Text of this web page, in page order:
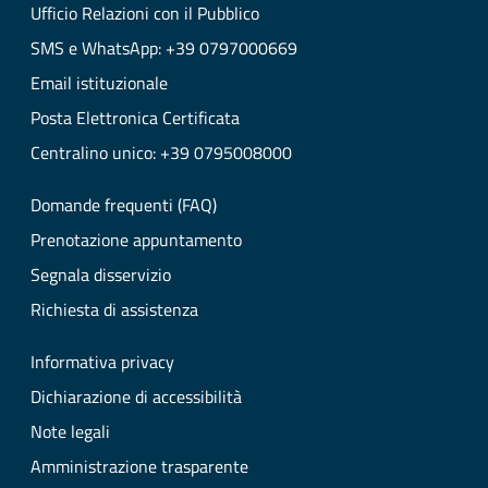
Ufficio Relazioni con il Pubblico
SMS e WhatsApp: +39 0797000669
Email istituzionale
Posta Elettronica Certificata
Centralino unico: +39 0795008000
Domande frequenti (FAQ)
Prenotazione appuntamento
Segnala disservizio
Richiesta di assistenza
Informativa privacy
Dichiarazione di accessibilità
Note legali
Amministrazione trasparente